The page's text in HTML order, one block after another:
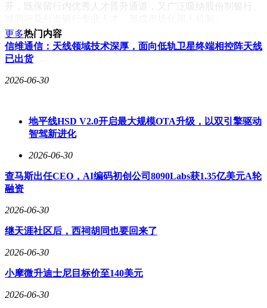
开，既保留行内优秀人才晋升通道，又广泛吸纳股份制银行、
该行的人才战略呈现系统性布局特征。除总行高管选拔外，
2025年11月已率先启动中层干部公开招聘，涉及县域管理、公
司银行及普惠金融等核心领域。2026年4月17日再次发布公
告，针对天津分行行长及金融市场部总经理岗位延续双轨招聘
不仅带来资本实力提升，更通过制度设计重构决策机制，从高
管选拔到中层任用均建立透明化流程。这种变革既符合监管层
对城商行公司治理的要求，也为后续战略实施奠定了组织基
著增强抗风险能力。
更多热门内容
信维通信：天线领域技术深厚，面向低轨卫星终端相控阵天线
已出货
2026-06-30
地平线HSD V2.0开启最大规模OTA升级，以双引擎驱动
智驾新进化
2026-06-30
查马斯出任CEO，AI编码初创公司8090Labs获1.35亿美元A轮
融资
2026-06-30
继天涯社区后，西祠胡同也要回来了
2026-06-30
小摩微升迪士尼目标价至140美元
2026-06-30